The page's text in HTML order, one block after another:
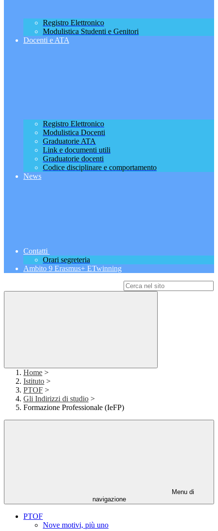
Registro Elettronico
Modulistica Studenti e Genitori
Docenti e ATA
Registro Elettronico
Modulistica Docenti
Graduatorie ATA
Link e documenti utili
Graduatorie docenti
Codice disciplinare e comportamento
News
Contatti
Orari segreteria
Ambito 9 Erasmus+ ETwinning
Home >
Istituto >
PTOF >
Gli Indirizzi di studio >
Formazione Professionale (IeFP)
Menu di
navigazione
PTOF
Nove motivi, più uno